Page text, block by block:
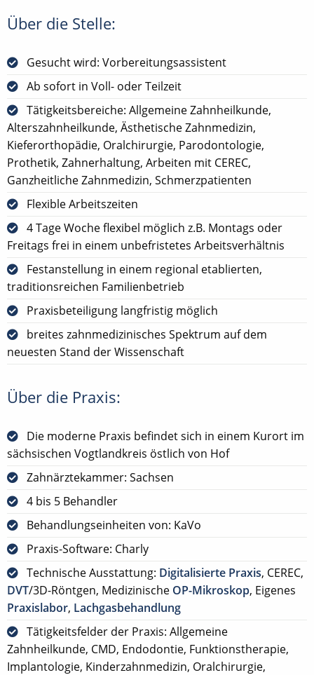
Über die Stelle:
Gesucht wird: Vorbereitungsassistent
Ab sofort in Voll- oder Teilzeit
Tätigkeitsbereiche: Allgemeine Zahnheilkunde,
Alterszahnheilkunde, Ästhetische Zahnmedizin,
Kieferorthopädie, Oralchirurgie, Parodontologie,
Prothetik, Zahnerhaltung, Arbeiten mit CEREC,
Ganzheitliche Zahnmedizin, Schmerzpatienten
Flexible Arbeitszeiten
4 Tage Woche flexibel möglich z.B. Montags oder
Freitags frei in einem unbefristetes Arbeitsverhältnis
Festanstellung in einem regional etablierten,
traditionsreichen Familienbetrieb
Praxisbeteiligung langfristig möglich
breites zahnmedizinisches Spektrum auf dem
neuesten Stand der Wissenschaft
Über die Praxis:
Die moderne Praxis befindet sich in einem Kurort im
sächsischen Vogtlandkreis östlich von Hof
Zahnärztekammer: Sachsen
4 bis 5 Behandler
Behandlungseinheiten von: KaVo
Praxis-Software: Charly
Technische Ausstattung: Digitalisierte Praxis, CEREC,
DVT/3D-Röntgen, Medizinische OP-Mikroskop, Eigenes
Praxislabor, Lachgasbehandlung
Tätigkeitsfelder der Praxis: Allgemeine
Zahnheilkunde, CMD, Endodontie, Funktionstherapie,
Implantologie, Kinderzahnmedizin, Oralchirurgie,